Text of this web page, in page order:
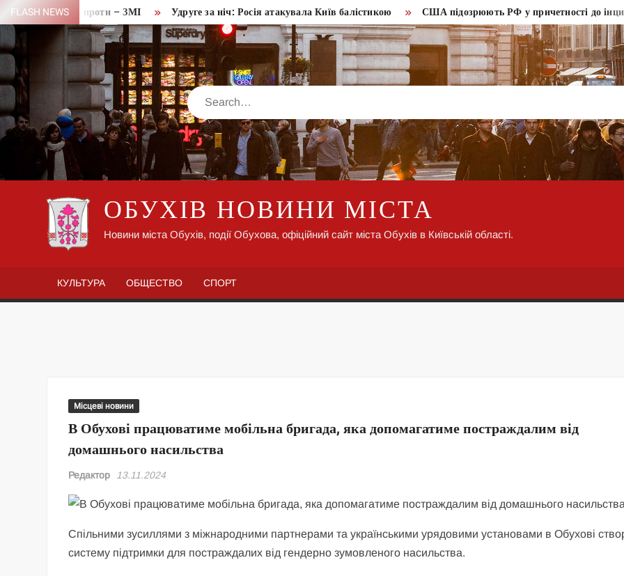
Skip
to
content
FLASH NEWS
Маск проти – ЗМІ Удруге за ніч: Росія атакувала Київ балістикою США підозрюють РФ у причетності до
Search
ОБУХІВ НОВИНИ МІСТА
Новини міста Обухів, події Обухова, офіційний сайт міста Обухів в Київській області.
КУЛЬТУРА ОБЩЕСТВО СПОРТ
Місцеві новини
В Обухові працюватиме мобільна бригада, яка допомагатиме постраждалим від
домашнього насильства
Редактор 13.11.2024
Спільними зусиллями з міжнародними партнерами та українськими урядовими установами в Обухові
систему підтримки для постраждалих від гендерно зумовленого насильства.